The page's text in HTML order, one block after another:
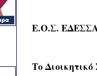
Ε.Ο.Σ.
Το